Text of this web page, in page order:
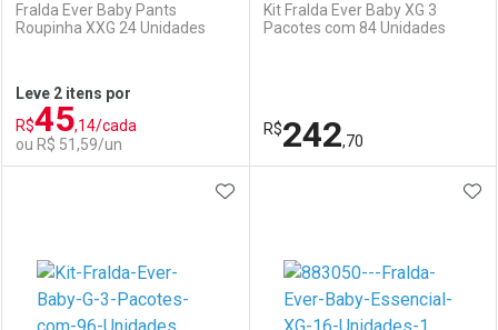
Comprar sem Desconto
Por R$ 14,39/cada
Comprar sem Desconto
Por R$ 14,39/cada
Comprar sem Desconto
Por R$ 7,19/cada
Por R$ 7,19/cada
Fralda Ever Baby Pants
Roupinha XXG 24 Unidades
Leve 2 itens por
R$45,14/cada
ou R$ 51,59/un
Laboratório
Por Menos
Kit Fralda Ever Baby XG 3
Pacotes com 84 Unidades
R$242,70
Laboratório
Por Menos
ADICIONAR AOS FAVORITOS